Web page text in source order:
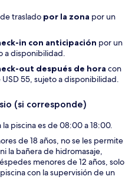
traslado por la zona por un
in con anticipación por un
a disponibilidad.
out después de hora con
55, sujeto a disponibilidad.
(si corresponde)
la piscina es de 08:00 a 18:00.
de 18 años, no se les permite
la bañera de hidromasaje,
menores de 12 años, solo
con la supervisión de un